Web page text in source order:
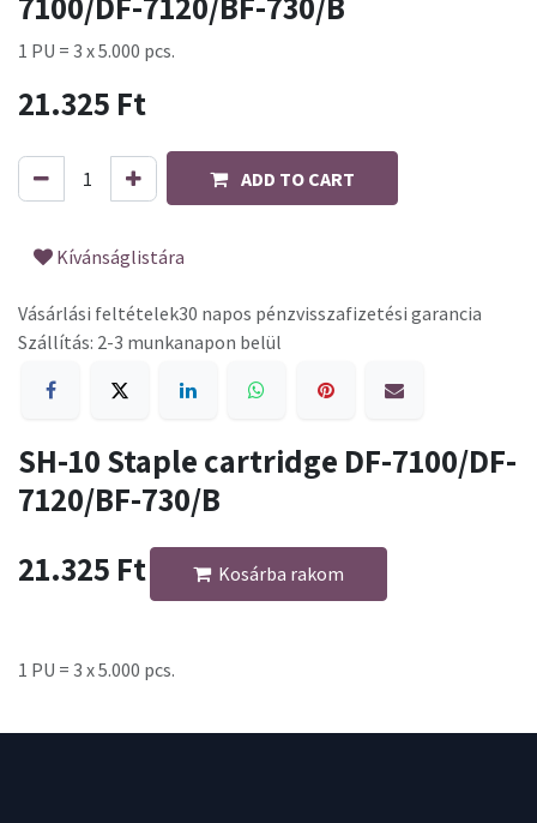
1 PU = 3 x 5.000 pcs.
21.325 Ft
ADD TO CART
Kívánságlistára
Vásárlási feltételek30 napos pénzvisszafizetési garancia
Szállítás: 2-3 munkanapon belül
SH-10 Staple cartridge DF-7100/DF-
7120/BF-730/B
21.325 Ft Kosárba rakom
1 PU = 3 x 5.000 pcs.